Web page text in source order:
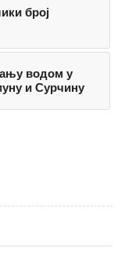
број
водом у
и Сурчину